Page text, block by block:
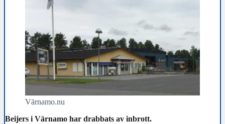
Värnamo.nu
Beijers i Värnamo har drabbats av inbrott.